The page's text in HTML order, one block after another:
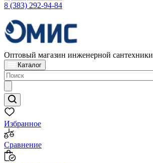
8 (383) 292-94-84
Оптовый магазин инженерной сантехники
Каталог
Избранное
Сравнение